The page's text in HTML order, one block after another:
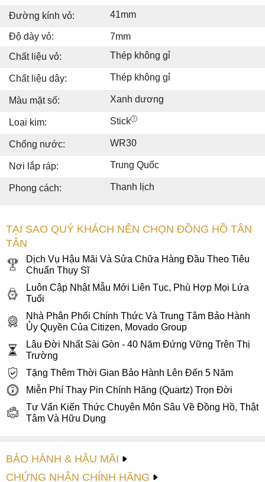
Đường kính vỏ: 41mm
Độ dày vỏ:
7mm
Chất liệu vỏ:
Thép không gỉ
Chất liệu dây: Thép không gỉ
Màu mặt số: Xanh dương
Loại kim: Stick
Chống nước: WR30
Nơi lắp ráp: Trung Quốc
Phong cách: Thanh lịch
TẠI SAO QUÝ KHÁCH NÊN CHỌN ĐỒNG HỒ TÂN
TÂN
Dịch Vụ Hậu Mãi Và Sửa Chữa Hàng Đầu Theo Tiêu
Chuẩn Thụy Sĩ
Luôn Cập Nhật Mẫu Mới Liên Tục, Phù Hợp Mọi Lứa
Tuổi
Nhà Phân Phối Chính Thức Và Trung Tâm Bảo Hành
Ủy Quyền Của Citizen, Movado Group
Lâu Đời Nhất Sài Gòn - 40 Năm Đứng Vững Trên Thị
Trường
Tặng Thêm Thời Gian Bảo Hành Lên Đến 5 Năm
Miễn Phí Thay Pin Chính Hãng (Quartz) Trọn Đời
Tư Vấn Kiến Thức Chuyên Môn Sâu Về Đồng Hồ, Thật
Tâm Và Hữu Dụng
BẢO HÀNH & HẬU MÃI
CHỨNG NHẬN CHÍNH HÃNG